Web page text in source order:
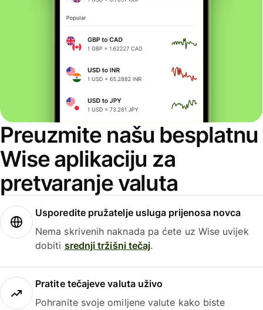
Preuzmite našu besplatnu
Wise aplikaciju za
pretvaranje valuta
Usporedite pružatelje usluga prijenosa novca
Nema skrivenih naknada pa ćete uz Wise uvijek
dobiti srednji tržišni tečaj.
Pratite tečajeve valuta uživo
Pohranite svoje omiljene valute kako biste